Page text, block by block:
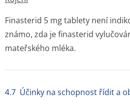
Finasterid 5 mg tablety není
známo, zda je finasterid
mateřského mléka.
4.7 Účinky na schopnost řídit a